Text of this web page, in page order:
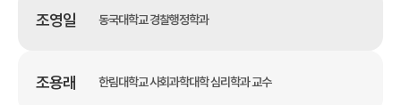
조영일 동국대학교 경찰행정학과
조용래 한림대학교 사회과학대학 심리학과 교수